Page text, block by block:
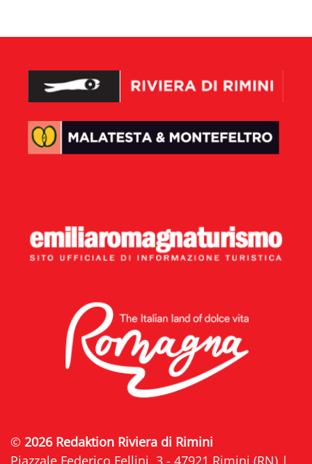
© 2026 Redaktion Riviera di Rimini
Piazzale Federico Fellini, 3 - 47921 Rimini (RN) |